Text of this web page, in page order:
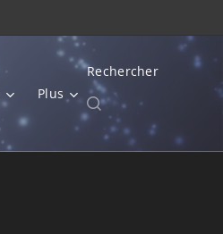
Plus
Rechercher